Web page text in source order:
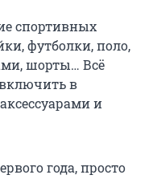
спортивных
футболки, поло,
шорты… Всё
в
и
года, просто